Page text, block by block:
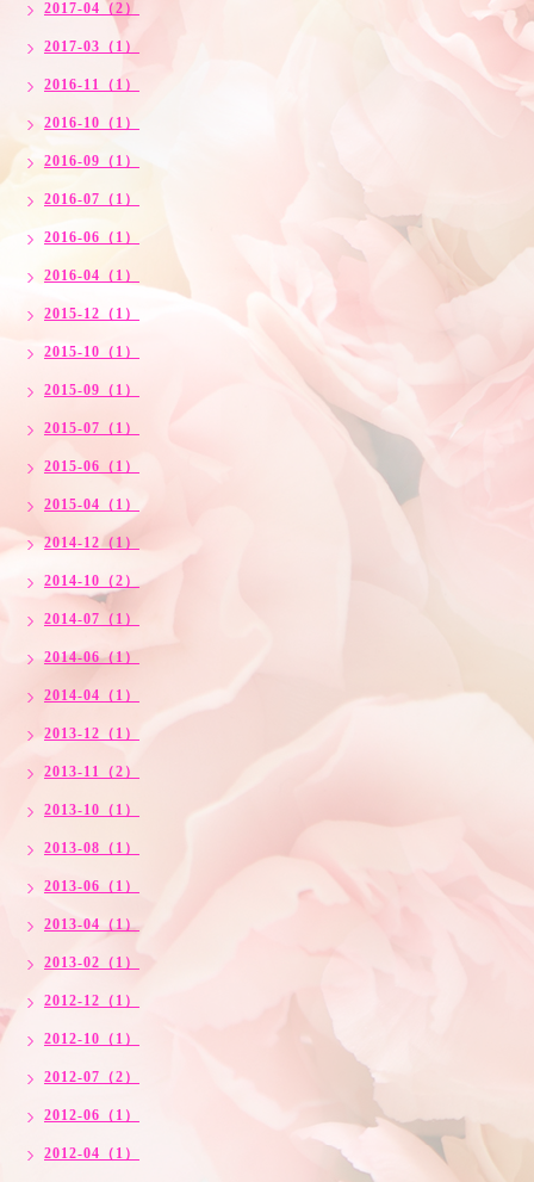
2017-04（2）
2017-03（1）
2016-11（1）
2016-10（1）
2016-09（1）
2016-07（1）
2016-06（1）
2016-04（1）
2015-12（1）
2015-10（1）
2015-09（1）
2015-07（1）
2015-06（1）
2015-04（1）
2014-12（1）
2014-10（2）
2014-07（1）
2014-06（1）
2014-04（1）
2013-12（1）
2013-11（2）
2013-10（1）
2013-08（1）
2013-06（1）
2013-04（1）
2013-02（1）
2012-12（1）
2012-10（1）
2012-07（2）
2012-06（1）
2012-04（1）